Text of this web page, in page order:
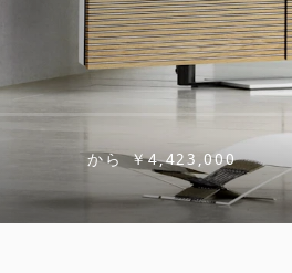
から ￥4,423,000